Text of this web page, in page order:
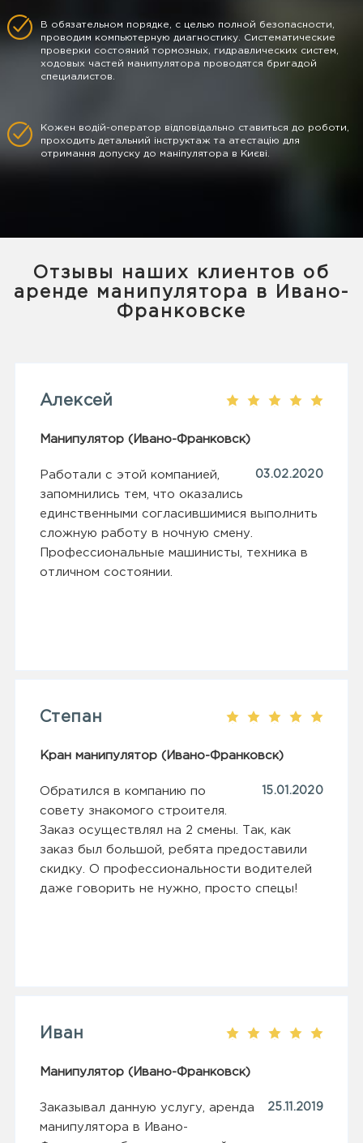
В обязательном порядке, с целью полной безопасности,
проводим компьютерную диагностику. Систематические
проверки состояний тормозных, гидравлических систем,
ходовых частей манипулятора проводятся бригадой
специалистов.
Кожен водій-оператор відповідально ставиться до роботи,
проходить детальний інструктаж та атестацію для
отримання допуску до маніпулятора в Києві.
Отзывы наших клиентов об
аренде манипулятора в Ивано-
Франковске
Алексей
Манипулятор (Ивано-Франковск)
03.02.2020
Работали с этой компанией,
запомнились тем, что оказались
единственными согласившимися выполнить
сложную работу в ночную смену.
Профессиональные машинисты, техника в
отличном состоянии.
Степан
Кран манипулятор (Ивано-Франковск)
15.01.2020
Обратился в компанию по
совету знакомого строителя.
Заказ осуществлял на 2 смены. Так, как
заказ был большой, ребята предоставили
скидку. О профессиональности водителей
даже говорить не нужно, просто спецы!
Иван
Манипулятор (Ивано-Франковск)
25.11.2019
Заказывал данную услугу, аренда
манипулятора в Ивано-